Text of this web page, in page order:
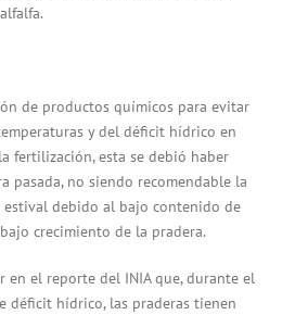
de productos químicos para evitar
y del déficit hídrico en
fertilización, esta se debió haber
pasada, no siendo recomendable la
debido al bajo contenido de
crecimiento de la pradera.
en el reporte del INIA que, durante el
déficit hídrico, las praderas tienen